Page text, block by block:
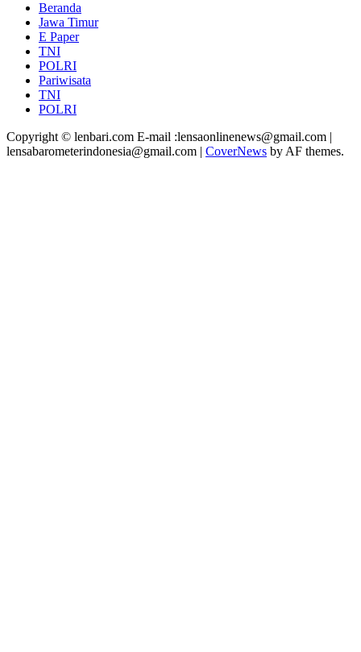
Beranda
Jawa Timur
E Paper
TNI
POLRI
Pariwisata
TNI
POLRI
Copyright © lenbari.com E-mail :lensaonlinenews@gmail.com |
lensabarometerindonesia@gmail.com | CoverNews by AF themes.